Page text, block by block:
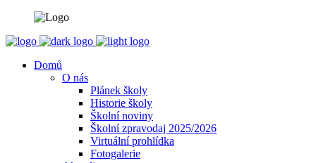
Domů
O nás
Plánek školy
Historie školy
Školní noviny
Školní zpravodaj 2025/2026
Virtuální prohlídka
Fotogalerie